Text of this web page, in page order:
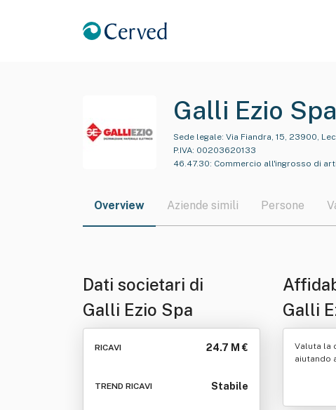
Galli Ezio Spa
Sede legale: Via Fiandra, 15, 23900,
P.IVA: 00203620133
46.47.30: Commercio all'ingrosso di
Overview Aziende simili Persone
Dati societari di
Galli Ezio Spa
RICAVI 24.7 M €
TREND RICAVI Stabile
Galli
Valuta la
aiutando